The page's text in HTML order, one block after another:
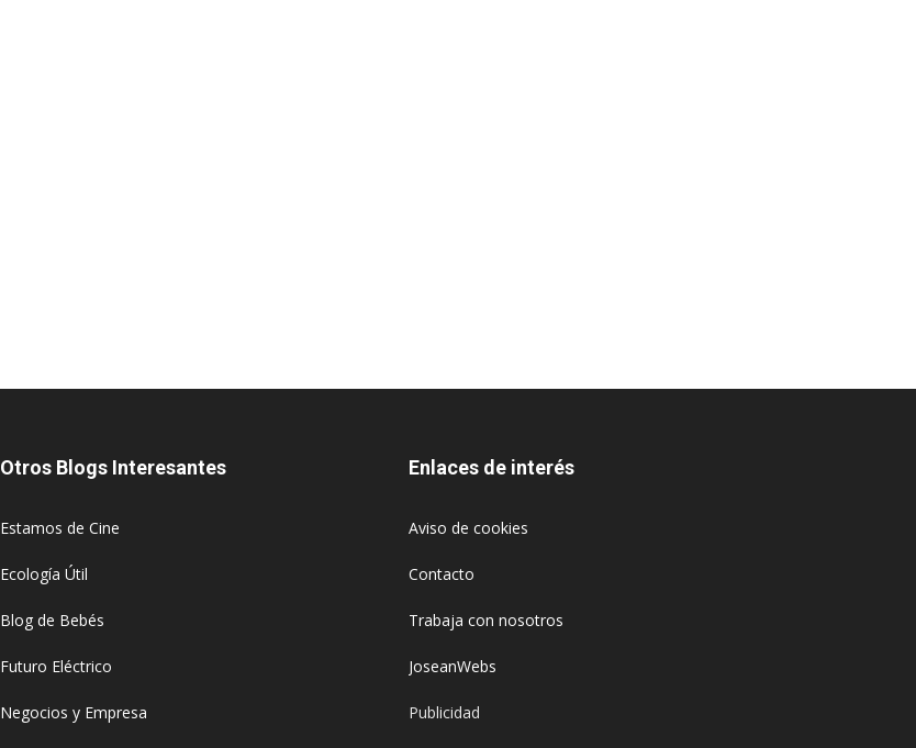
Otros Blogs Interesantes
Estamos de Cine
Ecología Útil
Blog de Bebés
Futuro Eléctrico
Negocios y Empresa
Enlaces de interés
Aviso de cookies
Contacto
Trabaja con nosotros
JoseanWebs
Publicidad